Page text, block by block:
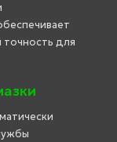
для